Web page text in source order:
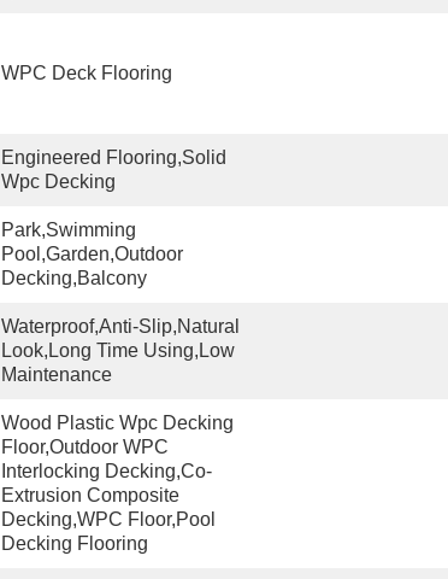
WPC Deck Flooring
Engineered Flooring,solid
Wpc Decking
Park,swimming
Pool,Garden,Outdoor
Decking,balcony
Waterproof,anti-Slip,Natural
Look,long Time Using,low
Maintenance
Wood Plastic Wpc Decking
Floor,Outdoor WPC
Interlocking Decking,Co-
Extrusion Composite
Decking,WPC Floor,pool
Decking Flooring